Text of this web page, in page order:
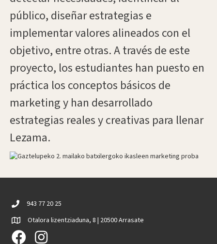
público, diseñar estrategias e
implementar valores alineados con el
objetivo, entre otras. A través de este
proyecto, los estudiantes han puesto en
práctica los conceptos básicos de
marketing y han desarrollado
estrategias reales y creativas para llenar
Lezama.
943 77 20 25
Otalora lizentziaduna, 8 | 20500 Arrasate